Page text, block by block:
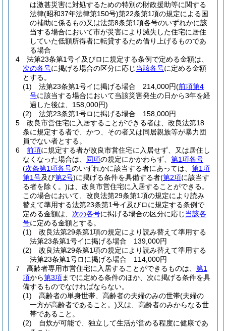
は激甚災害に対処するための特別の財政援助等に関する
法律(昭和37年法律第150号)第22条第1項の規定による国
の補助に係るもの又は法第8条第1項各号のいずれかに該
当する場合において市が災害により滅失した住宅に居住
していた低額所得者に転貸するため借り上げるものであ
る場合
4
法第23条第1号イ及びロに規定する条例で定める金額は、
次の各号に掲げる場合の区分に応じ当該各号に定める金額
とする。
(1)
法第23条第1号イに掲げる場合 214,000円(前項第4
号に該当する場合において当該災害発生の日から3年を経
過した後は、158,000円)
(2)
法第23条第1号ロに掲げる場合 158,000円
5
改良市営住宅に入居することができる者は、改良法第18
条に規定する者で、かつ、その者又は同居親族等が暴力団
員でない者とする。
6
前項に規定する者が改良市営住宅に入居せず、又は居住し
なくなった場合は、 同項の規定にかかわらず、 第1項各号
(次条第1項各号のいずれかに該当する者にあっては、 第1項
第1号及び第2号)に掲げる条件を具備する者(第2項に該当す
る者を除く。)は、改良市営住宅に入居することができる。
この場合において、改良法第29条第1項の規定により読み
替えて準用する法第23条第1号イ及びロに規定する条例で
定める金額は、 次の各号に掲げる場合の区分に応じ当該各
号に定める金額とする。
(1)
改良法第29条第1項の規定により読み替えて準用する
法第23条第1号イに掲げる場合 139,000円
(2)
改良法第29条第1項の規定により読み替えて準用する
法第23条第1号ロに掲げる場合 114,000円
7
高齢者専用市営住宅に入居することができるものは、 第1
項から第3項までに定める条件のほか、次に掲げる条件を具
備するものでなければならない。
(1)
高齢者の単身世帯、高齢者の夫婦のみの世帯(夫婦の
一方が高齢者であること。)又は、高齢者のみからなる世
帯であること。
(2)
自炊が可能で、独立して生活が営める程度に健康であ